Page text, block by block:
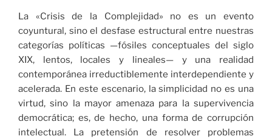
La «Crisis de la Complejidad» no es un evento
coyuntural, sino el desfase estructural entre nuestras
categorías políticas —fósiles conceptuales del siglo
XIX, lentos, locales y lineales— y una realidad
contemporánea irreductiblemente interdependiente y
acelerada. En este escenario, la simplicidad no es una
virtud, sino la mayor amenaza para la supervivencia
democrática; es, de hecho, una forma de corrupción
intelectual. La pretensión de resolver problemas